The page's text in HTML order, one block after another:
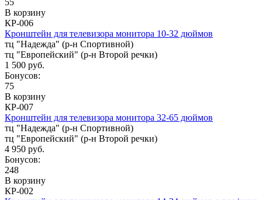
В корзину
КР-006
Кронштейн для телевизора монитора 10-32 дюймов
тц "Надежда" (р-н Спортивной)
тц "Европейский" (р-н Второй речки)
1 500 руб.
Бонусов:
75
В корзину
КР-007
Кронштейн для телевизора монитора 32-65 дюймов
тц "Надежда" (р-н Спортивной)
тц "Европейский" (р-н Второй речки)
4 950 руб.
Бонусов:
248
В корзину
КР-002